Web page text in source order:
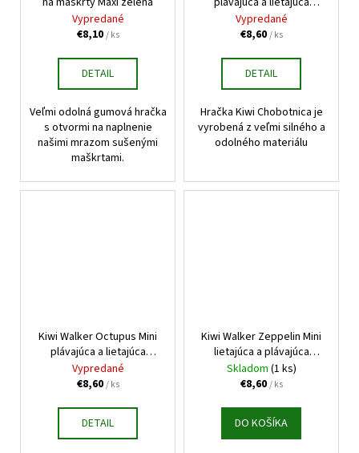
Vypredané
€8,10/ ks
DETAIL
Veľmi odolná gumová hračka
s otvormi na naplnenie
našimi mrazom sušenými
maškrtami.
hračka modrá 12cm
Vypredané
€8,60/ ks
DETAIL
Hračka Kiwi Chobotnica je
vyrobená z veľmi silného a
odolného materiálu
Kiwi Walker Octupus Mini
plávajúca a lietajúca
hračka ružová 12cm
Vypredané
€8,60/ ks
DETAIL
Kiwi Walker Zeppelin Mini
lietajúca a plávajúca
hračka zelená 18cm
Skladom (1 ks)
€8,60/ ks
DO KOŠÍKA